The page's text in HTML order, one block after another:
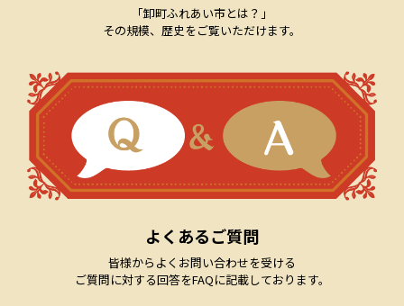
「卸町ふれあい市とは？」
その規模、歴史をご覧いただけます。
よくあるご質問
皆様からよくお問い合わせを受ける
ご質問に対する回答をFAQに記載しております。